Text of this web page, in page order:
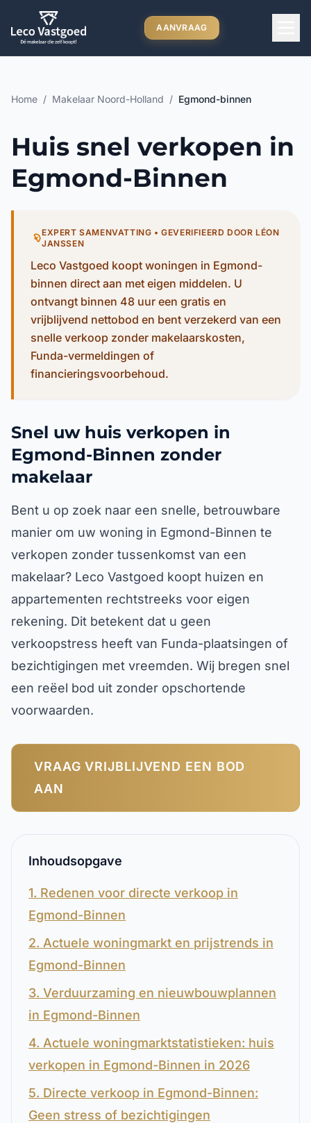
Ga direct naar inhoud
AANVRAAG
Home / Makelaar Noord-Holland / Egmond-binnen
Huis snel verkopen in
Egmond-Binnen
EXPERT SAMENVATTING • GEVERIFIEERD DOOR LÉON
JANSSEN
Leco Vastgoed koopt woningen in Egmond-
binnen direct aan met eigen middelen. U
ontvangt binnen 48 uur een gratis en
vrijblijvend nettobod en bent verzekerd van een
snelle verkoop zonder makelaarskosten,
Funda-vermeldingen of
financieringsvoorbehoud.
Snel uw huis verkopen in
Egmond-Binnen zonder
makelaar
Bent u op zoek naar een snelle, betrouwbare
manier om uw woning in Egmond-Binnen te
verkopen zonder tussenkomst van een
makelaar? Leco Vastgoed koopt huizen en
appartementen rechtstreeks voor eigen
rekening. Dit betekent dat u geen
verkoopstress heeft van Funda-plaatsingen of
bezichtigingen met vreemden. Wij bregen snel
een reëel bod uit zonder opschortende
voorwaarden.
VRAAG VRIJBLIJVEND EEN BOD
AAN
Inhoudsopgave
1. Redenen voor directe verkoop in
Egmond-Binnen
2. Actuele woningmarkt en prijstrends in
Egmond-Binnen
3. Verduurzaming en nieuwbouwplannen
in Egmond-Binnen
4. Actuele woningmarktstatistieken: huis
verkopen in Egmond-Binnen in 2026
5. Directe verkoop in Egmond-Binnen:
Geen stress of bezichtigingen